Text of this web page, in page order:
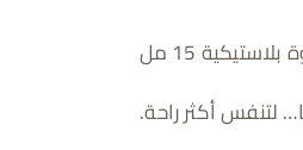
15 مل
لتنفس أكثر راحة.